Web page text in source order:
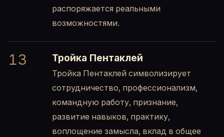
распоряжается реальными
возможностями.
13 Тройка Пентаклей
Тройка Пентаклей символизирует
сотрудничество, профессионализм,
командную работу, признание,
развитие навыков, практику,
воплощение замысла, вклад в общее